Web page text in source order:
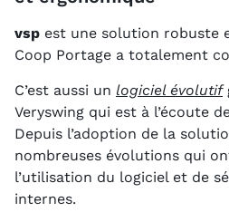
vsp est une solution robuste
Coop Portage a totalement
C’est aussi un logiciel évolutif
Veryswing qui est à l’écoute
Depuis l’adoption de la
nombreuses évolutions qui
l’utilisation du logiciel et de
internes.